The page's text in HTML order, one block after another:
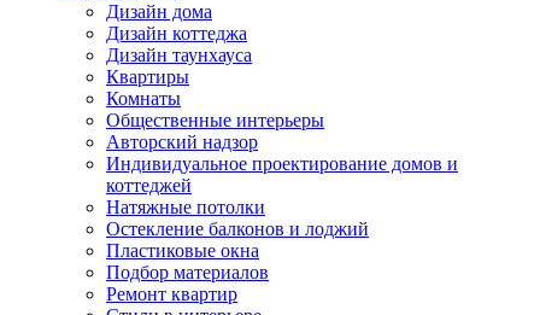
Дизайн дома
Дизайн коттеджа
Дизайн таунхауса
Квартиры
Комнаты
Общественные интерьеры
Авторский надзор
Индивидуальное проектирование домов и
коттеджей
Натяжные потолки
Остекление балконов и лоджий
Пластиковые окна
Подбор материалов
Ремонт квартир